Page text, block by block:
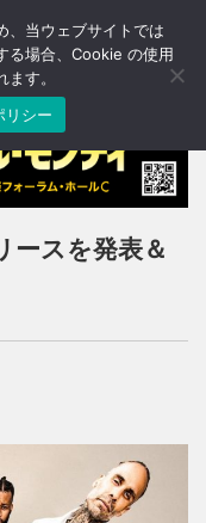
T
o
n
a
v
i
g
o
ースを発表＆
、当ウェブサイトでは
る場合、Cookie の使用
す。
リシー